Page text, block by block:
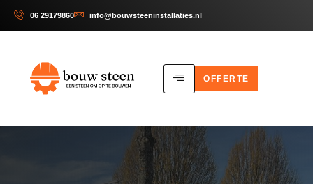
06 29179860 info@bouwsteeninstallaties.nl
OFFERTE